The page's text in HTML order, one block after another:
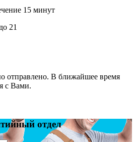
15 минут
21
отправлено. В ближайшее время
с Вами.
отдел